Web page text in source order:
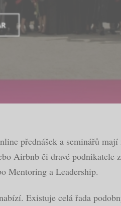
přednášek a seminářů
Airbnb či dravé podnikatele
Mentoring a Leadership.
Existuje celá řada